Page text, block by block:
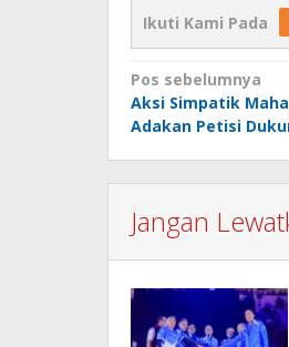
Ikuti Kami Pada
Navigasi
pos
Pos sebelumnya
Aksi Simpatik
Adakan Petisi
Jangan